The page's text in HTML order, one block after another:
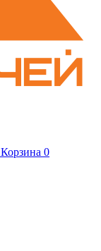
Корзина 0